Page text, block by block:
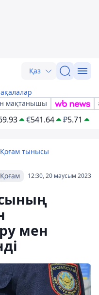
Қаз
мақтанышы
€541.64 ₽5.71
Қоғам тынысы
12:30, 20 маусым 2023
Қоғам
мен